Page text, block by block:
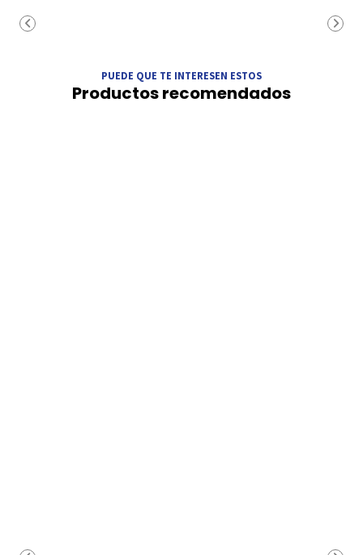
PUEDE QUE TE INTERESEN ESTOS
Productos recomendados